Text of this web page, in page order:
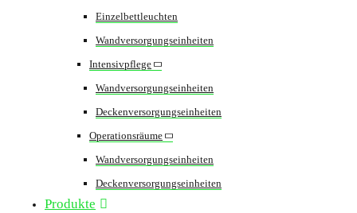
Einzelbettleuchten
Wandversorgungseinheiten
Intensivpflege
Wandversorgungseinheiten
Deckenversorgungseinheiten
Operationsräume
Wandversorgungseinheiten
Deckenversorgungseinheiten
Produkte